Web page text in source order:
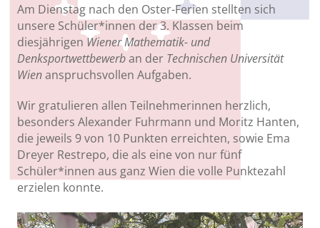
Am Dienstag nach den Oster-Ferien stellten sich
unsere Schüler*innen der 3. Klassen beim
diesjährigen Wiener Mathematik- und
Denksportwettbewerban der Technischen Universität
Wienanspruchsvollen Aufgaben.
Wir gratulieren allen Teilnehmerinnen herzlich,
besonders Alexander Fuhrmann und Moritz Hanten,
die jeweils 9 von 10 Punkten erreichten, sowie Ema
Dreyer Restrepo, die als eine von nur fünf
Schüler*innen aus ganz Wien die volle Punktezahl
erzielen konnte.